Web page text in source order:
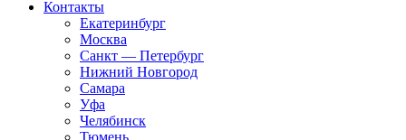
Контакты
Екатеринбург
Москва
Санкт — Петербург
Нижний Новгород
Самара
Уфа
Челябинск
Тюмень